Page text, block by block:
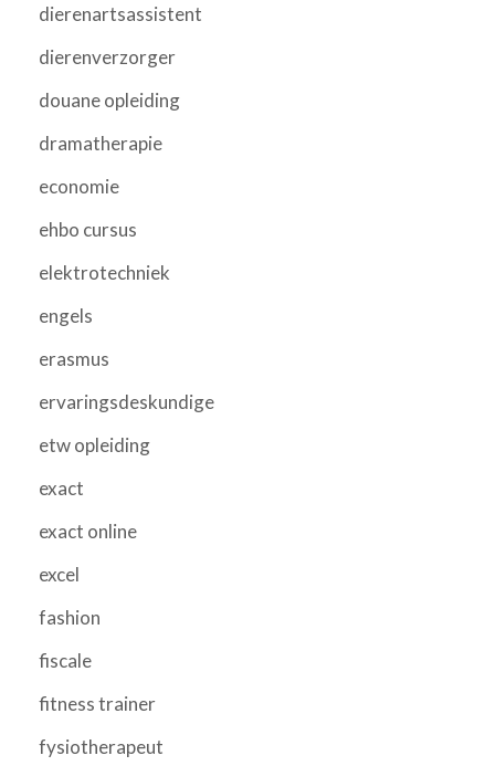
dierenartsassistent
dierenverzorger
douane opleiding
dramatherapie
economie
ehbo cursus
elektrotechniek
engels
erasmus
ervaringsdeskundige
etw opleiding
exact
exact online
excel
fashion
fiscale
fitness trainer
fysiotherapeut